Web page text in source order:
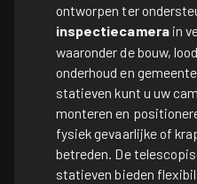
ontworpen ter
inspectiecamerain
waaronder de bouw,
onderhoud en
statieven kunt u uw
monteren en
fysiek gevaarlijke of
betreden. De
statieven bieden